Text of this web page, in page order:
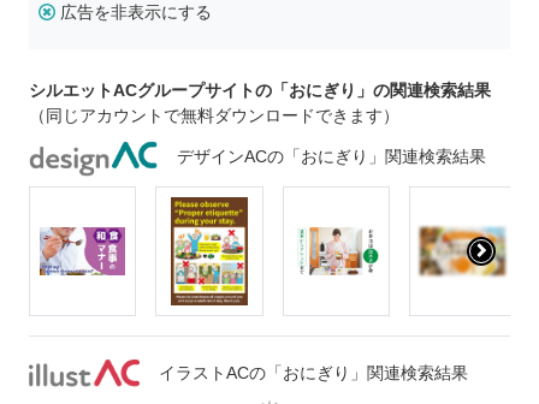
広告を非表示にする
シルエットACグループサイトの「おにぎり」の関連検索結果
（同じアカウントで無料ダウンロードできます）
デザインACの「おにぎり」関連検索結果
イラストACの「おにぎり」関連検索結果